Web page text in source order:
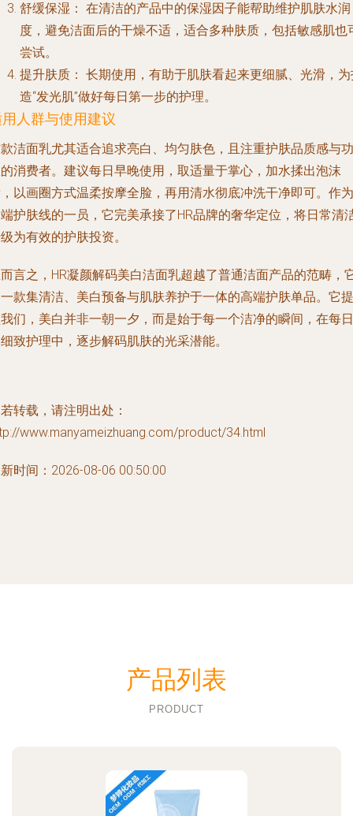
舒缓保湿： 在清洁的产品中的保湿因子能帮助维护肌肤水润
度，避免洁面后的干燥不适，适合多种肤质，包括敏感肌也
尝试。
提升肤质： 长期使用，有助于肌肤看起来更细腻、光滑，
造“发光肌”做好每日第一步的护理。
人群与使用建议
洁面乳尤其适合追求亮白、均匀肤色，且注重护肤品质感与功
消费者。建议每日早晚使用，取适量于掌心，加水揉出泡沫
以画圈方式温柔按摩全脸，再用清水彻底冲洗干净即可。作为
护肤线的一员，它完美承接了HR品牌的奢华定位，将日常清
为有效的护肤投资。
言之，HR凝颜解码美白洁面乳超越了普通洁面产品的范畴，
款集清洁、美白预备与肌肤养护于一体的高端护肤单品。它提
们，美白并非一朝一夕，而是始于每一个洁净的瞬间，在每日
致护理中，逐步解码肌肤的光采潜能。
转载，请注明出处：
www.manyameizhuang.com/product/34.html
时间：2026-08-06 00:50:00
产品列表
PRODUCT